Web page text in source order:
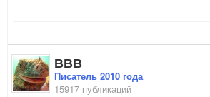
ВВВ
Писатель 2010 года
15917 публикаций